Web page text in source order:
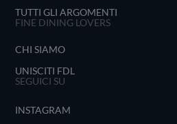
TUTTI GLI ARGOMENTI
FINE DINING LOVERS
CHI SIAMO
UNISCITI FDL
SEGUICI SU
INSTAGRAM